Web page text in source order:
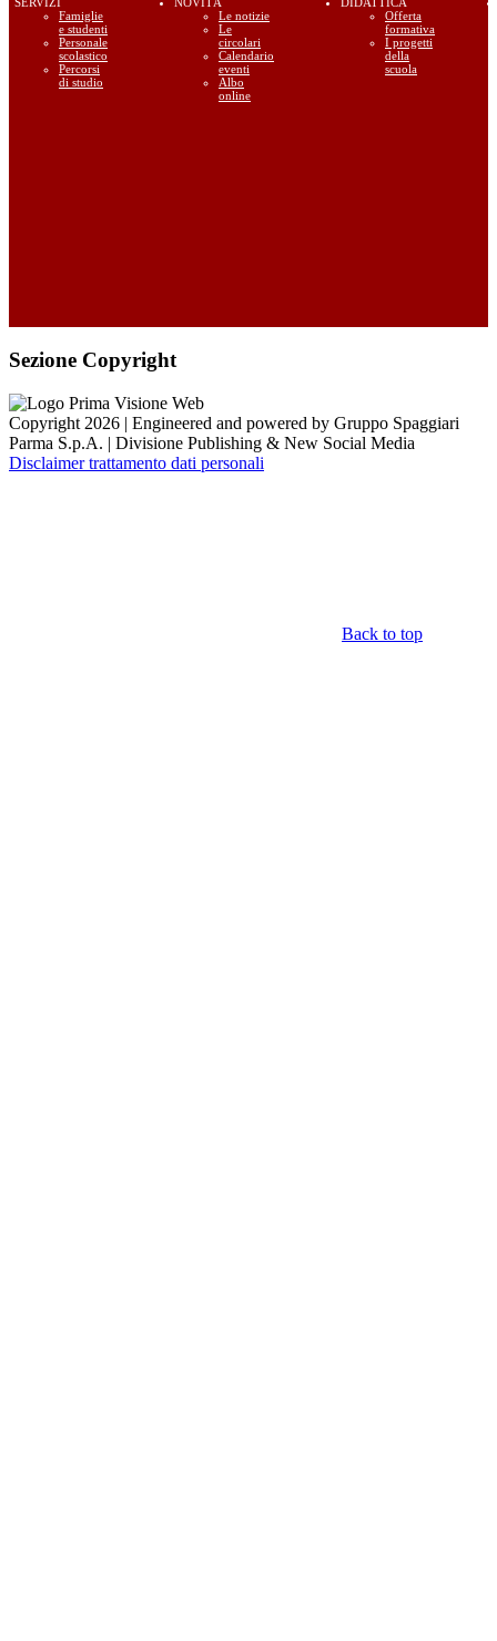
Famiglie
e studenti
Personale
scolastico
Percorsi
di studio
Le notizie
Le
circolari
Calendario
eventi
Albo
online
Offerta
formativa
I progetti
della
scuola
Sezione Copyright
Copyright 2026 | Engineered and powered by Gruppo Spaggiari
Parma S.p.A. | Divisione Publishing & New Social Media
Disclaimer trattamento dati personali
Back to top